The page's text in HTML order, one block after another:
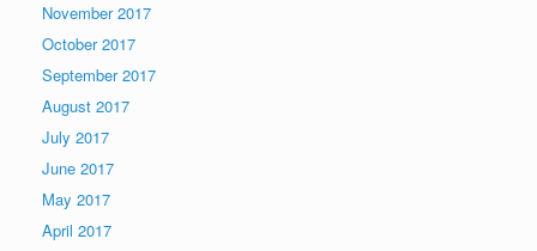
November 2017
October 2017
September 2017
August 2017
July 2017
June 2017
May 2017
April 2017